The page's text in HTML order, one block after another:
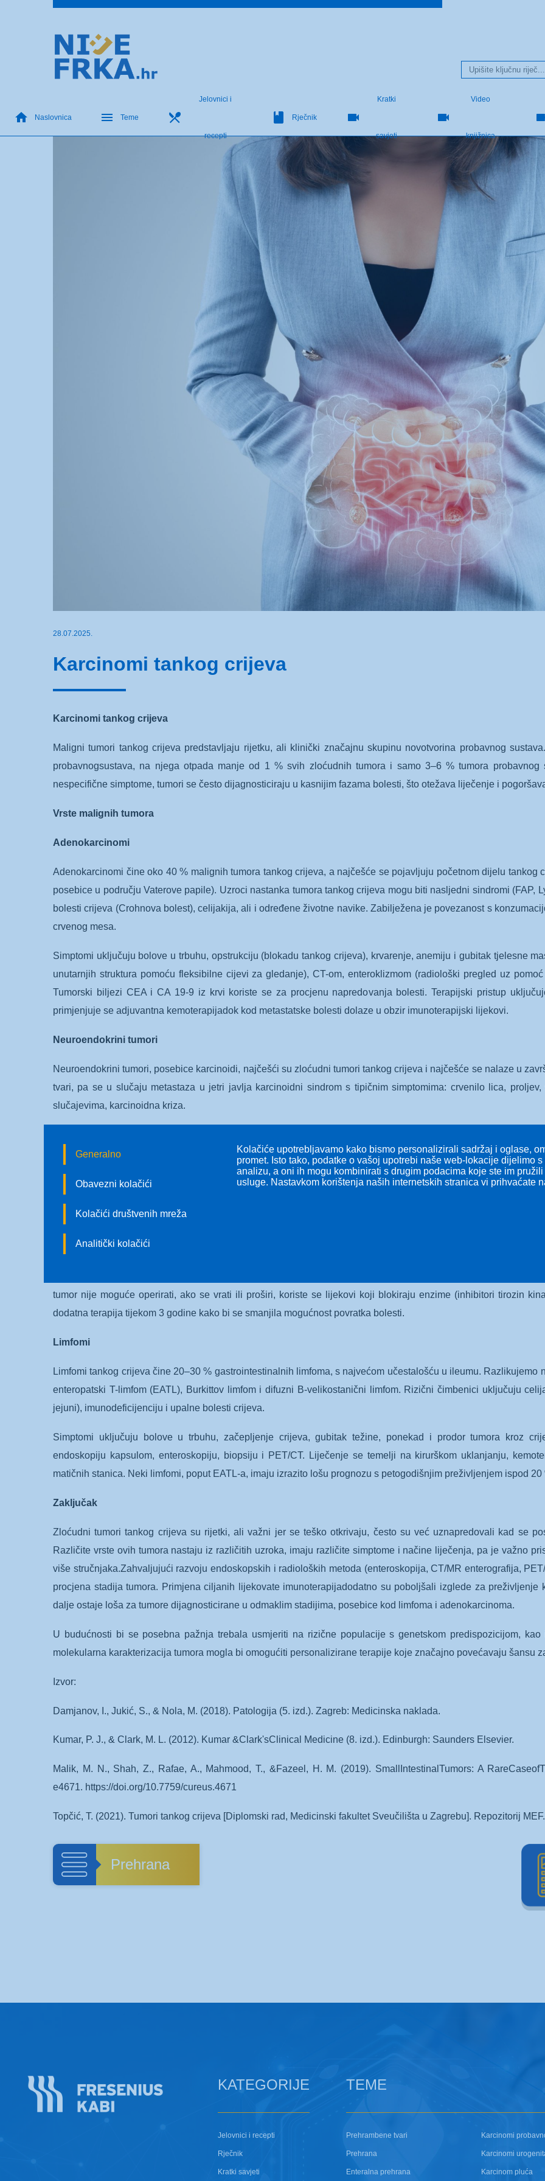
Naslovnica Teme
Jelovnici i
recepti
Rječnik
Kratki
savjeti
Video
knjižnica
28.07.2025.
Karcinomi tankog crijeva
Karcinomi tankog crijeva
Maligni tumori tankog crijeva predstavljaju rijetku, ali klinički značajnu skupinu novotvorina probavnog
probavnogsustava, na njega otpada manje od 1 % svih zloćudnih tumora i samo 3–6 % tumora
nespecifične simptome, tumori se često dijagnosticiraju u kasnijim fazama bolesti, što otežava liječenje i
Vrste malignih tumora
Adenokarcinomi
Adenokarcinomi čine oko 40 % malignih tumora tankog crijeva, a najčešće se pojavljuju početnom dijelu tankog
posebice u području Vaterove papile). Uzroci nastanka tumora tankog crijeva mogu biti nasljedni sindromi (FAP,
bolesti crijeva (Crohnova bolest), celijakija, ali i određene životne navike. Zabilježena je povezanost s
crvenog mesa.
Simptomi uključuju bolove u trbuhu, opstrukciju (blokadu tankog crijeva), krvarenje, anemiju i gubitak tjelesne
unutarnjih struktura pomoću fleksibilne cijevi za gledanje), CT-om, enteroklizmom (radiološki pregled uz
Tumorski biljezi CEA i CA 19-9 iz krvi koriste se za procjenu napredovanja bolesti. Terapijski pristup
primjenjuje se adjuvantna kemoterapijadok kod metastatske bolesti dolaze u obzir imunoterapijski lijekovi.
Neuroendokrini tumori
Neuroendokrini tumori, posebice karcinoidi, najčešći su zloćudni tumori tankog crijeva i najčešće se nalaze u
tvari, pa se u slučaju metastaza u jetri javlja karcinoidni sindrom s tipičnim simptomima: crvenilo lica,
slučajevima, karcinoidna kriza.
koji blokiraju djelovanje hormona (analoge somatostatina), radio peptidnu i ciljanu terapiju. Unatoč čestoj
određenim genima. Tumor može rasti prema unutrašnjosti ili prema van, a često ošteti sluznicu što dovodi do
tumor nije moguće operirati, ako se vrati ili proširi, koriste se lijekovi koji blokiraju enzime (inhibitori tirozin
dodatna terapija tijekom 3 godine kako bi se smanjila mogućnost povratka bolesti.
Limfomi
Limfomi tankog crijeva čine 20–30 % gastrointestinalnih limfoma, s najvećom učestalošću u ileumu. Razlikujemo
enteropatski T-limfom (EATL), Burkittov limfom i difuzni B-velikostanični limfom. Rizični čimbenici uključuju
jejuni), imunodeficijenciju i upalne bolesti crijeva.
Simptomi uključuju bolove u trbuhu, začepljenje crijeva, gubitak težine, ponekad i prodor tumora kroz
endoskopiju kapsulom, enteroskopiju, biopsiju i PET/CT. Liječenje se temelji na kirurškom uklanjanju,
matičnih stanica. Neki limfomi, poput EATL-a, imaju izrazito lošu prognozu s petogodišnjim preživljenjem ispod 20
Zaključak
Zloćudni tumori tankog crijeva su rijetki, ali važni jer se teško otkrivaju, često su već uznapredovali kad se
Različite vrste ovih tumora nastaju iz različitih uzroka, imaju različite simptome i načine liječenja, pa je važno
više stručnjaka.Zahvaljujući razvoju endoskopskih i radioloških metoda (enteroskopija, CT/MR enterografija,
procjena stadija tumora. Primjena ciljanih lijekovate imunoterapijadodatno su poboljšali izglede za preživljenje
dalje ostaje loša za tumore dijagnosticirane u odmaklim stadijima, posebice kod limfoma i adenokarcinoma.
U budućnosti bi se posebna pažnja trebala usmjeriti na rizične populacije s genetskom predispozicijom,
molekularna karakterizacija tumora mogla bi omogućiti personalizirane terapije koje značajno povećavaju šansu
Izvor:
Damjanov, I., Jukić, S., & Nola, M. (2018). Patologija (5. izd.). Zagreb: Medicinska naklada.
Kumar, P. J., & Clark, M. L. (2012). Kumar &Clark'sClinical Medicine (8. izd.). Edinburgh: Saunders Elsevier.
Malik, M. N., Shah, Z., Rafae, A., Mahmood, T., &Fazeel, H. M. (2019). SmallIntestinalTumors: A
e4671. https://doi.org/10.7759/cureus.4671
Topčić, T. (2021). Tumori tankog crijeva [Diplomski rad, Medicinski fakultet Sveučilišta u Zagrebu]. Repozitorij
Prehrana
KATEGORIJE
Jelovnici i recepti
Rječnik
Kratki savjeti
TEME
Prehrambene tvari
Prehrana
Enteralna prehrana
Karcinomi
Karcinomi
Karcinom pluća
Generalno
Obavezni kolačići
Kolačići društvenih mreža
Analitički kolačići
Kolačiće upotrebljavamo kako bismo personalizirali sadržaj i oglase,
promet. Isto tako, podatke o vašoj upotrebi naše web-lokacije dijelimo
analizu, a oni ih mogu kombinirati s drugim podacima koje ste im
usluge. Nastavkom korištenja naših internetskih stranica vi prihvaćate